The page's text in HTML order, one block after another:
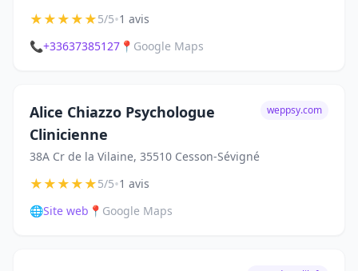
★★★★★5/5•1 avis
📞+33637385127 📍 Google Maps
Alice Chiazzo Psychologue
Clinicienne
38A Cr de la Vilaine, 35510 Cesson-Sévigné
weppsy.com
★★★★★5/5•1 avis
🌐Site web 📍 Google Maps